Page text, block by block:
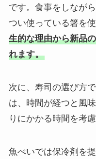
です。食事をしなが
つい使っている箸を
生的な理由から新品
れます。
次に、寿司の選び方
は、時間が経つと風
りにかかる時間を考
魚べいでは保冷剤を